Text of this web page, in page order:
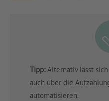
Tipp:Alternativ lässt
auch über die
automatisieren.